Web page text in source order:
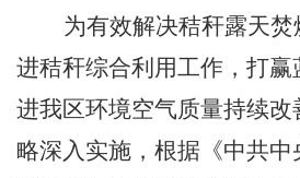
为有效解决秸秆露天
进秸秆综合利用工作，打赢
进我区环境空气质量持续
略深入实施，根据《中共